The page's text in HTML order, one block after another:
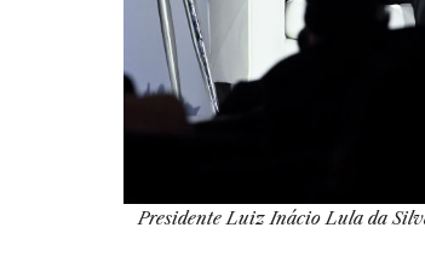
Presidente Luiz Inácio Lula da